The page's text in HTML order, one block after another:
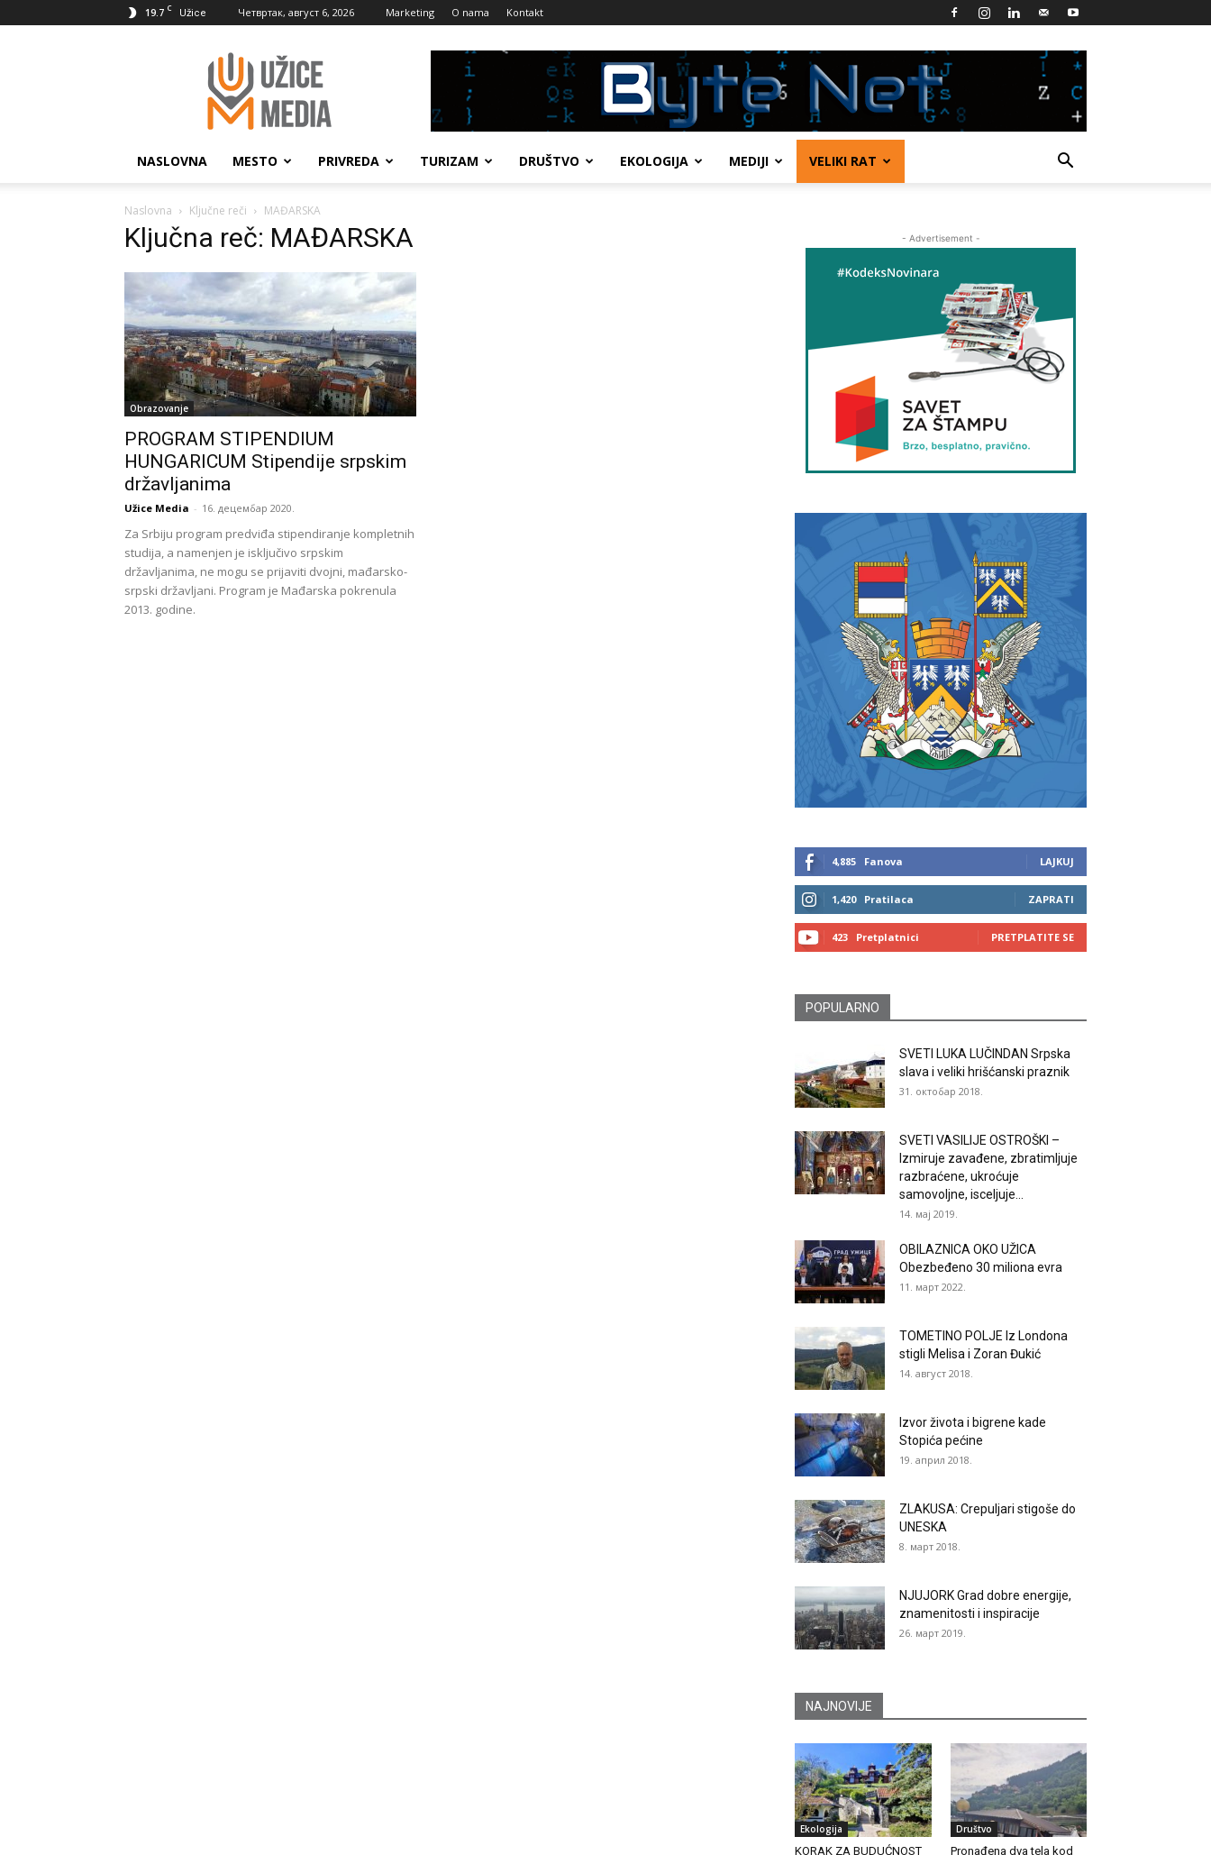
19.7 C Užice Четвртак, август 6, 2026 Marketing O nama Kontakt
UžiceMedia
NASLOVNA MESTO PRIVREDA TURIZAM DRUŠTVO EKOLOGIJA MEDIJI VELIKI RAT
Naslovna Ključne reči MAĐARSKA
Ključna reč: MAĐARSKA
Obrazovanje
PROGRAM STIPENDIUM
HUNGARICUM Stipendije srpskim
državljanima
Užice Media - 16. децембар 2020.
Za Srbiju program predviđa stipendiranje kompletnih
studija, a namenjen je isključivo srpskim
državljanima, ne mogu se prijaviti dvojni, mađarsko-
srpski državljani. Program je Mađarska pokrenula
2013. godine.
- Advertisement -
4,885 Fanova LAJKUJ
1,420 Pratilaca ZAPRATI
423 Pretplatnici PRETPLATITE SE
POPULARNO
SVETI LUKA LUČINDAN Srpska
slava i veliki hrišćanski praznik
31. октобар 2018.
SVETI VASILIJE OSTROŠKI –
Izmiruje zavađene, zbratimljuje
razbraćene, ukroćuje
samovoljne, isceljuje...
14. мај 2019.
OBILAZNICA OKO UŽICA
Obezbeđeno 30 miliona evra
11. март 2022.
TOMETINO POLJE Iz Londona
stigli Melisa i Zoran Đukić
14. август 2018.
Izvor života i bigrene kade
Stopića pećine
19. април 2018.
ZLAKUSA: Crepuljari stigoše do
UNESKA
8. март 2018.
NJUJORK Grad dobre energije,
znamenitosti i inspiracije
26. март 2019.
NAJNOVIJE
Ekologija
KORAK ZA BUDUĆNOST
Društvo
Pronađena dva tela kod